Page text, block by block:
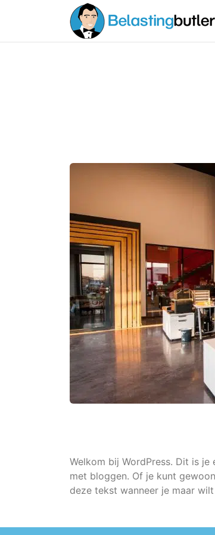
Welkom bij WordPress. Dit is
met bloggen. Of je kunt
deze tekst wanneer je maar